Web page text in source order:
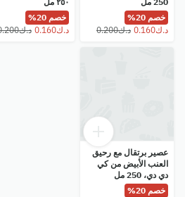
خصم 20%
خصم 20%
⁦د.ك0.160⁩
⁦د.ك0.200⁩
عصير برتقال مع رحيق
العنب الأبيض من كي
دي دي، 250 مل
خصم 20%